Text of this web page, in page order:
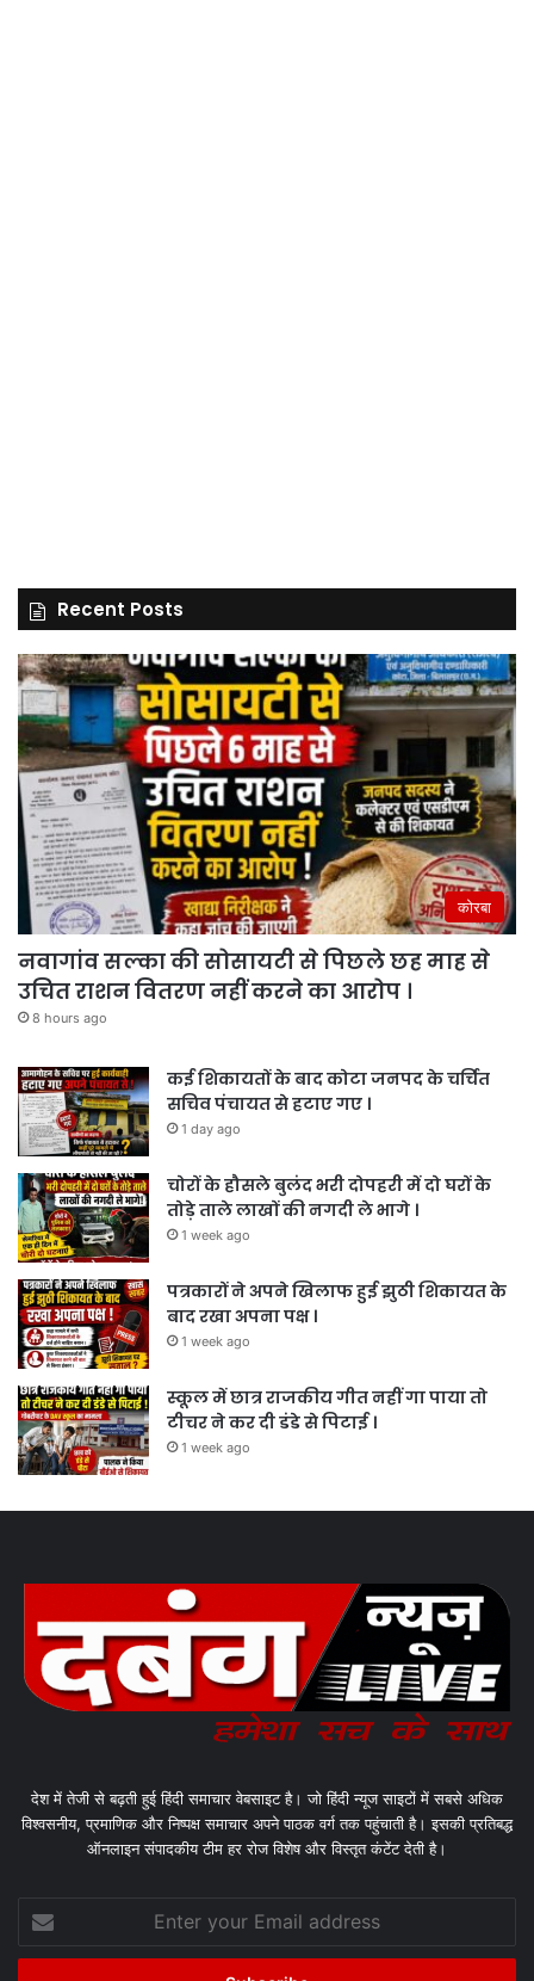
Recent Posts
कोरबा
नवागांव सल्का की सोसायटी से पिछले छह माह से
उचित राशन वितरण नहीं करने का आरोप ।
8 hours ago
कई शिकायतों के बाद कोटा जनपद के चर्चित
सचिव पंचायत से हटाए गए ।
1 day ago
चोरों के हौसले बुलंद भरी दोपहरी में दो घरों के
तोड़े ताले लाखों की नगदी ले भागे ।
1 week ago
पत्रकारों ने अपने खिलाफ हुई झुठी शिकायत के
बाद रखा अपना पक्ष ।
1 week ago
स्कूल में छात्र राजकीय गीत नहीं गा पाया तो
टीचर ने कर दी डंडे से पिटाई ।
1 week ago
देश में तेजी से बढ़ती हुई हिंदी समाचार वेबसाइट है। जो हिंदी न्यूज साइटों में सबसे अधिक
विश्वसनीय, प्रमाणिक और निष्पक्ष समाचार अपने पाठक वर्ग तक पहुंचाती है। इसकी प्रतिबद्ध
ऑनलाइन संपादकीय टीम हर रोज विशेष और विस्तृत कंटेंट देती है।
your
Email